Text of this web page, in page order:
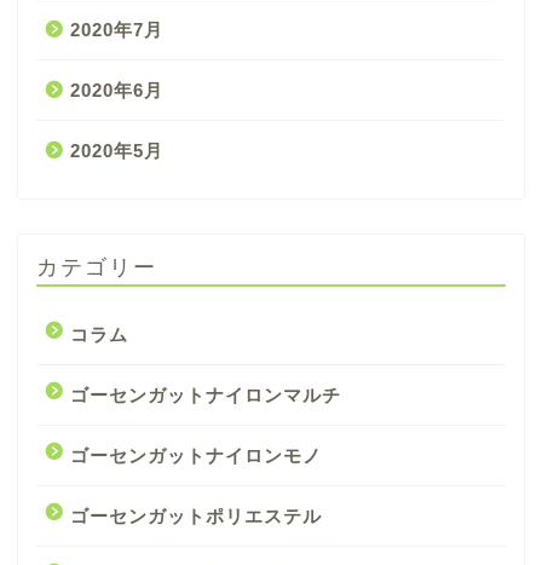
2020年7月
2020年6月
2020年5月
カテゴリー
コラム
ゴーセンガットナイロンマルチ
ゴーセンガットナイロンモノ
ゴーセンガットポリエステル